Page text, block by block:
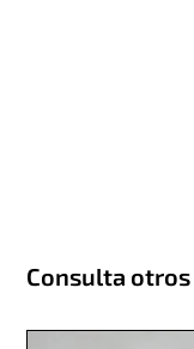
Consulta